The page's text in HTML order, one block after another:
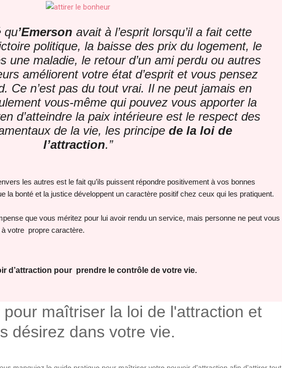
qu’Emerson avait à l’esprit lorsqu’il a fait cette
politique, la baisse des prix du logement, le
une maladie, le retour d’un ami perdu ou autres
améliorent votre état d’esprit et vous pensez
Ce n’est pas du tout vrai. Il ne peut jamais en
vous-même qui pouvez vous apporter la
d’atteindre la paix intérieure est le respect des
de la vie, les principe de la loi de
l’attraction.”
les autres est le fait qu’ils puissent répondre positivement à vos bonnes
la bonté et la justice développent un caractère positif chez ceux qui les pratiquent.
que vous méritez pour lui avoir rendu un service, mais personne ne peut vous
à votre propre caractère.
d’attraction pour prendre le contrôle de votre vie.
maîtriser la loi de l'attraction et
désirez dans votre vie.